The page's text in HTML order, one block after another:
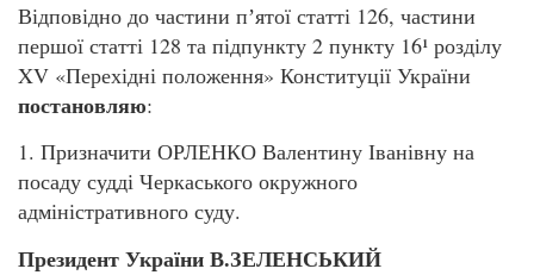
Відповідно до частини пʼятої статті 126, частини
першої статті 128 та підпункту 2 пункту 16¹ розділу
XV «Перехідні положення» Конституції України
постановляю:
1. Призначити ОРЛЕНКО Валентину Іванівну на
посаду судді Черкаського окружного
адміністративного суду.
Президент України В.ЗЕЛЕНСЬКИЙ